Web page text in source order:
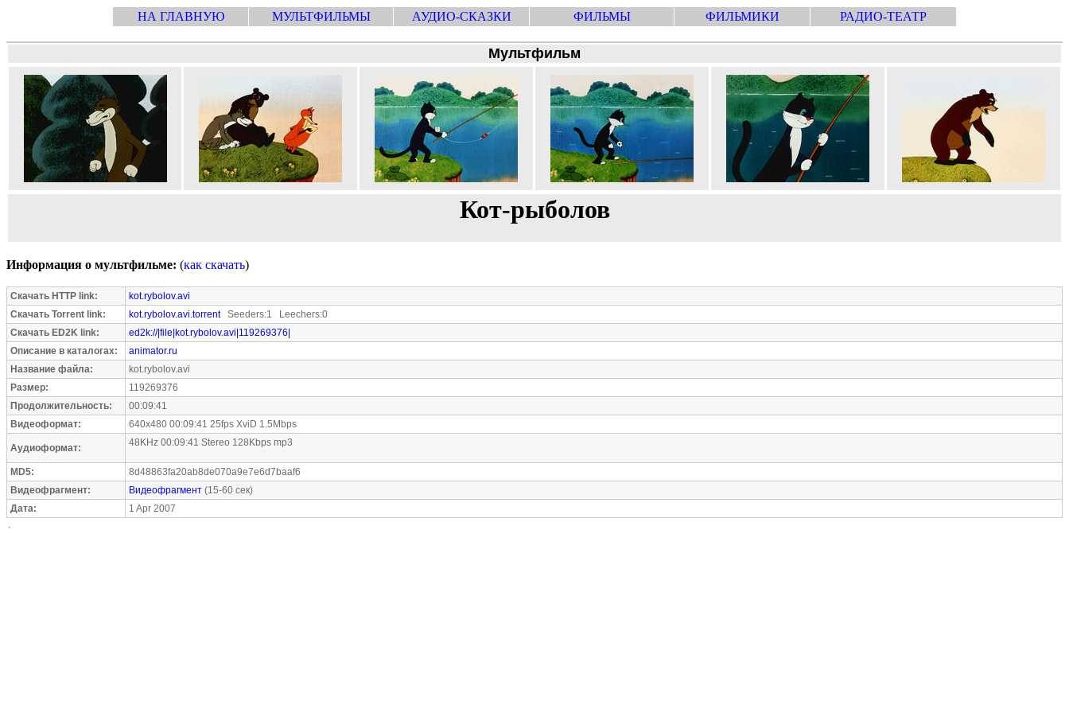
НА ГЛАВНУЮ МУЛЬТФИЛЬМЫ АУДИО-СКАЗКИ ФИЛЬМЫ ФИЛЬМИКИ РАДИО-ТЕАТР
Мультфильм
Кот-рыболов
Информация о мультфильме: (как скачать)
Скачать HTTP link:
kot.rybolov.avi
Скачать Torrent link:
kot.rybolov.avi.torrentSeeders:1 Leechers:0
Скачать ED2K link:
ed2k://|file|kot.rybolov.avi|119269376|
Описание в каталогах:
animator.ru
Название файла:
kot.rybolov.avi
Размер:
119269376
Продолжительность:
00:09:41
Видеоформат:
640x480 00:09:41 25fps XviD 1.5Mbps
Аудиоформат: 48KHz 00:09:41 Stereo 128Kbps mp3
MD5:
8d48863fa20ab8de070a9e7e6d7baaf6
Видеофрагмент:
Видеофрагмент (15-60 сек)
Дата:
1 Apr 2007